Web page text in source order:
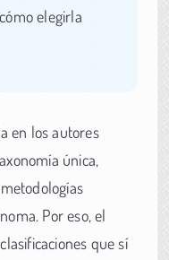
elegirla
en los autores
única,
Por eso, el
que sí